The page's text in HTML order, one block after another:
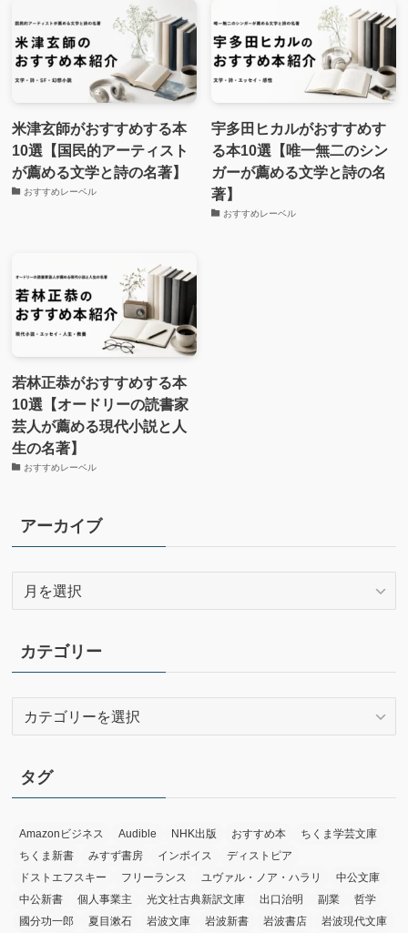
米津玄師がおすすめする本
10選【国民的アーティスト
が薦める文学と詩の名著】
おすすめレーベル
宇多田ヒカルがおすすめす
る本10選【唯一無二のシン
ガーが薦める文学と詩の名
著】
おすすめレーベル
若林正恭がおすすめする本
10選【オードリーの読書家
芸人が薦める現代小説と人
生の名著】
おすすめレーベル
アーカイブ
イ
ブ
カテゴリー
リ
ー
タグ
Amazonビジネス Audible NHK出版 おすすめ本
ちくま学芸文庫
ちくま新書
みすず書房 インボイス
ディストピア
ドストエフスキー
フリーランス ユヴァル・ノア・ハラリ
中公文庫
中公新書
個人事業主 光文社古典新訳文庫 出口治明 副業
哲学
國分功一郎
夏目漱石 岩波文庫 岩波新書 岩波書店 岩波現代文庫